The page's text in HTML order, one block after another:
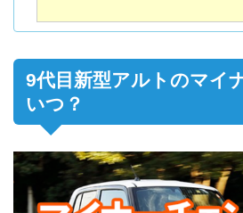
9代目新型アルトのマイ
いつ？